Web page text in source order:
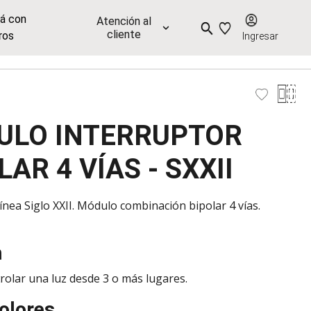
con
Atención al
cliente
Ingresar
INTERRUPTOR
4 VÍAS - SXXII
Siglo XXII. Módulo combinación bipolar 4 vías.
una luz desde 3 o más lugares.